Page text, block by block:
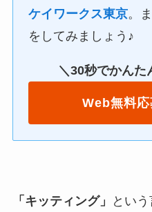
ケイワークス東京。
をしてみましょう♪
＼30秒でかんた
Web無料応
「キッティング」
とい